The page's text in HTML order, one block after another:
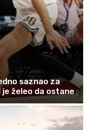
saznao za
želeo da ostane